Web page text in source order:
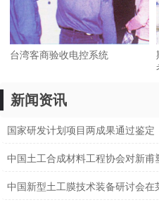
台湾客商验收电控系统
新闻资讯
国家研发计划项目两成果通过鉴定
中国土工合成材料工程协会对新甫
中国新型土工膜技术装备研讨会在